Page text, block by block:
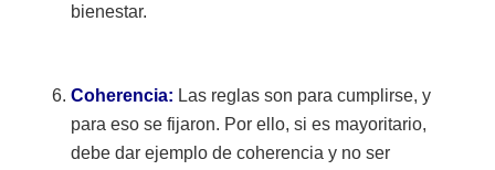
bienestar.
Coherencia: Las reglas son para cumplirse, y
para eso se fijaron. Por ello, si es mayoritario,
debe dar ejemplo de coherencia y no ser